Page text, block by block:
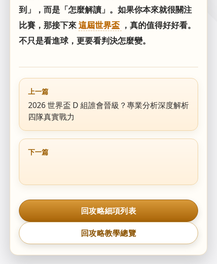
到」，而是「怎麼解讀」。如果你本來就很關注
比賽，那接下來這屆世界盃 ，真的值得好好看。
不只是看進球，更要看判決怎麼變。
上一篇
2026 世界盃 D 組誰會晉級？專業分析深度解析
四隊真實戰力
下一篇
回攻略細項列表
回攻略教學總覽